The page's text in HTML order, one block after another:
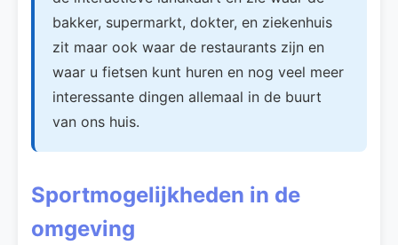
bakker, supermarkt, dokter, en ziekenhuis
zit maar ook waar de restaurants zijn en
waar u fietsen kunt huren en nog veel meer
interessante dingen allemaal in de buurt
van ons huis.
Sportmogelijkheden in de
omgeving